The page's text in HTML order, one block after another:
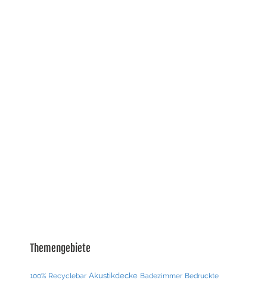
Themengebiete
100% Recyclebar Akustikdecke Badezimmer Bedruckte